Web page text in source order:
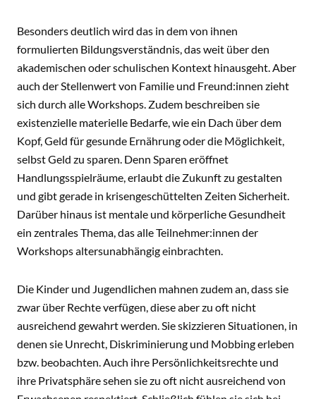
Besonders deutlich wird das in dem von ihnen
formulierten Bildungsverständnis, das weit über den
akademischen oder schulischen Kontext hinausgeht. Aber
auch der Stellenwert von Familie und Freund:innen zieht
sich durch alle Workshops. Zudem beschreiben sie
existenzielle materielle Bedarfe, wie ein Dach über dem
Kopf, Geld für gesunde Ernährung oder die Möglichkeit,
selbst Geld zu sparen. Denn Sparen eröffnet
Handlungsspielräume, erlaubt die Zukunft zu gestalten
und gibt gerade in krisengeschüttelten Zeiten Sicherheit.
Darüber hinaus ist mentale und körperliche Gesundheit
ein zentrales Thema, das alle Teilnehmer:innen der
Workshops altersunabhängig einbrachten.
Die Kinder und Jugendlichen mahnen zudem an, dass sie
zwar über Rechte verfügen, diese aber zu oft nicht
ausreichend gewahrt werden. Sie skizzieren Situationen, in
denen sie Unrecht, Diskriminierung und Mobbing erleben
bzw. beobachten. Auch ihre Persönlichkeitsrechte und
ihre Privatsphäre sehen sie zu oft nicht ausreichend von